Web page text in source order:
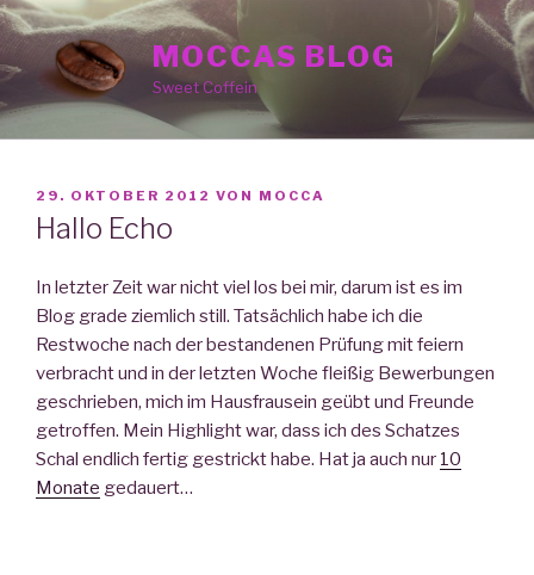
Zum
Inhalt
springen
MOCCAS BLOG
Sweet Coffein
VERÖFFENTLICHT
AM
29. OKTOBER 2012 VON MOCCA
Hallo Echo
In letzter Zeit war nicht viel los bei mir, darum ist es im
Blog grade ziemlich still. Tatsächlich habe ich die
Restwoche nach der bestandenen Prüfung mit feiern
verbracht und in der letzten Woche fleißig Bewerbungen
geschrieben, mich im Hausfrausein geübt und Freunde
getroffen. Mein Highlight war, dass ich des Schatzes
Schal endlich fertig gestrickt habe. Hat ja auch nur 10
Monate gedauert…